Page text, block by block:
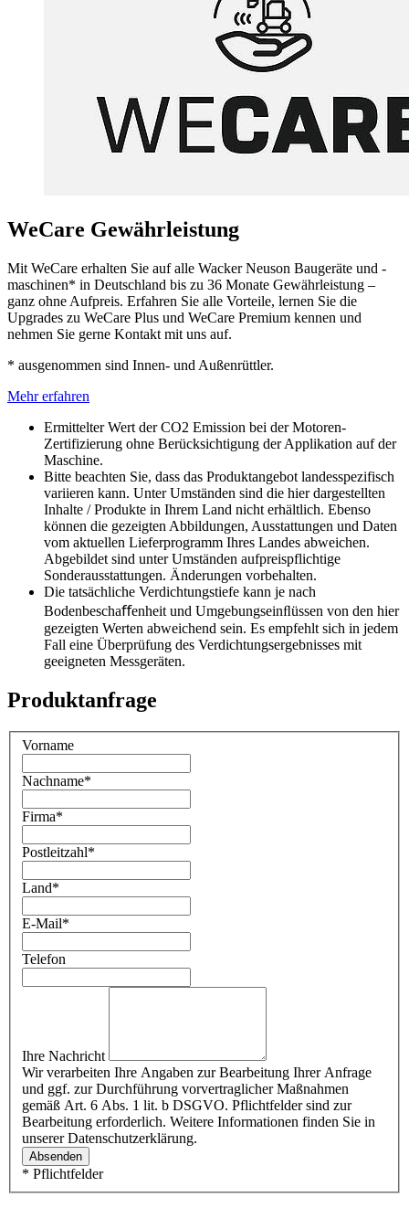
WeCare Gewährleistung
Mit WeCare erhalten Sie auf alle Wacker Neuson Baugeräte und -
maschinen* in Deutschland bis zu 36 Monate Gewährleistung –
ganz ohne Aufpreis. Erfahren Sie alle Vorteile, lernen Sie die
Upgrades zu WeCare Plus und WeCare Premium kennen und
nehmen Sie gerne Kontakt mit uns auf.
* ausgenommen sind Innen- und Außenrüttler.
Mehr erfahren
Ermittelter Wert der CO2 Emission bei der Motoren-
Zertifizierung ohne Berücksichtigung der Applikation auf der
Maschine.
Bitte beachten Sie, dass das Produktangebot landesspezifisch
variieren kann. Unter Umständen sind die hier dargestellten
Inhalte / Produkte in Ihrem Land nicht erhältlich. Ebenso
können die gezeigten Abbildungen, Ausstattungen und Daten
vom aktuellen Lieferprogramm Ihres Landes abweichen.
Abgebildet sind unter Umständen aufpreispflichtige
Sonderausstattungen. Änderungen vorbehalten.
Die tatsächliche Verdichtungstiefe kann je nach
Bodenbeschaﬀenheit und Umgebungseinﬂüssen von den hier
gezeigten Werten abweichend sein. Es empfehlt sich in jedem
Fall eine Überprüfung des Verdichtungsergebnisses mit
geeigneten Messgeräten.
Produktanfrage
Vorname
Nachname*
Firma*
Postleitzahl*
Land*
E-Mail*
Telefon
Ihre Nachricht
Wir verarbeiten Ihre Angaben zur Bearbeitung Ihrer Anfrage
und ggf. zur Durchführung vorvertraglicher Maßnahmen
gemäß Art. 6 Abs. 1 lit. b DSGVO. Pflichtfelder sind zur
Bearbeitung erforderlich. Weitere Informationen finden Sie in
unserer Datenschutzerklärung.
Absenden
* Pflichtfelder